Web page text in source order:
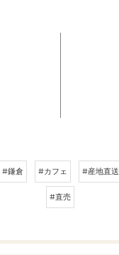
#鎌倉 #カフェ #産地直送
#直売